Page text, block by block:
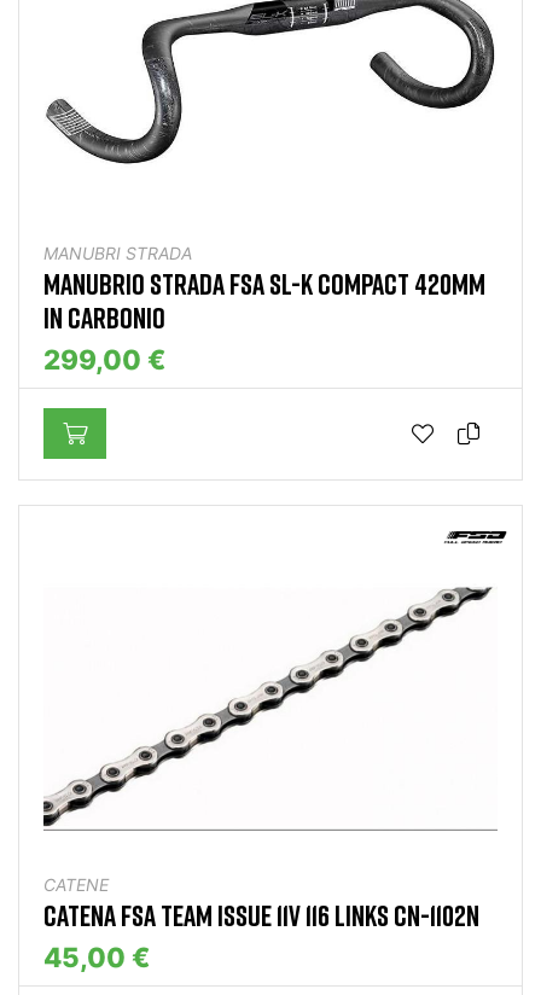
MANUBRI STRADA
MANUBRIO STRADA FSA SL-K COMPACT 420MM
IN CARBONIO
299,00 €
CATENE
CATENA FSA TEAM ISSUE 11V 116 LINKS CN-1102N
45,00 €